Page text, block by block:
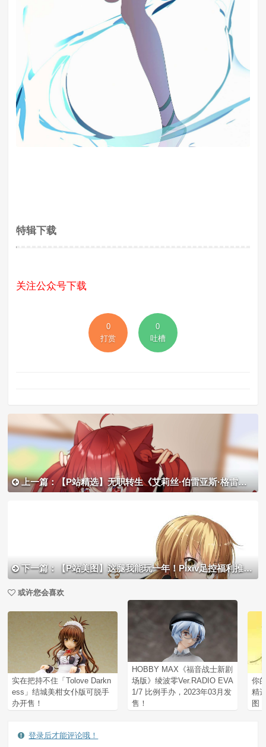
特辑下载
关注公众号下载
0
打赏
0
吐槽
上一篇：【P站精选】无职转生《艾莉丝·伯雷亚斯·格雷拉特》高清壁纸特辑！
下一篇：【P站美图】这腿我能玩一年！Pixiv足控福利推荐！
或许您会喜欢
实在把持不住「Tolove Darkn
ess」结城美柑女仆版可脱手
办开售！
HOBBY MAX《福音战士新剧
场版》绫波零Ver.RADIO EVA
1/7 比例手办，2023年03月发
售！
你
精
图
登录后才能评论哦！